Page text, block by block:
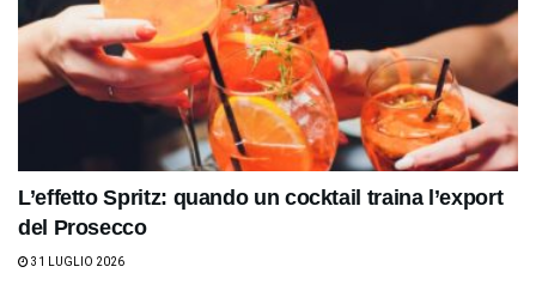
L’effetto Spritz: quando un cocktail traina l’export
del Prosecco
31 LUGLIO 2026